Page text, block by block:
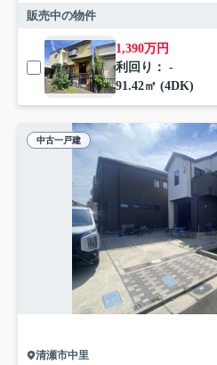
販売中の物件
1,390万円
利回り： -
91.42㎡ (4DK)
中古一戸建
清瀬市中里